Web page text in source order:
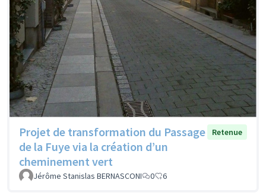
Projet de transformation du Passage
de la Fuye via la création d’un
cheminement vert
Retenue
Jérôme Stanislas BERNASCONI 0 6